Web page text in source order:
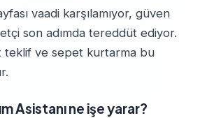
vaadi karşılamıyor, güven
son adımda tereddüt ediyor.
teklif ve sepet kurtarma bu
Asistanı ne işe yarar?